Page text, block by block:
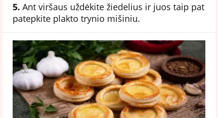
5. Ant viršaus uždėkite žiedelius ir juos taip pat
patepkite plakto trynio mišiniu.